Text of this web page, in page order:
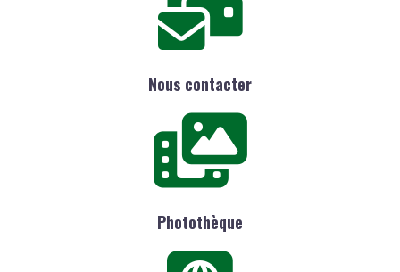
Nous contacter
Photothèque